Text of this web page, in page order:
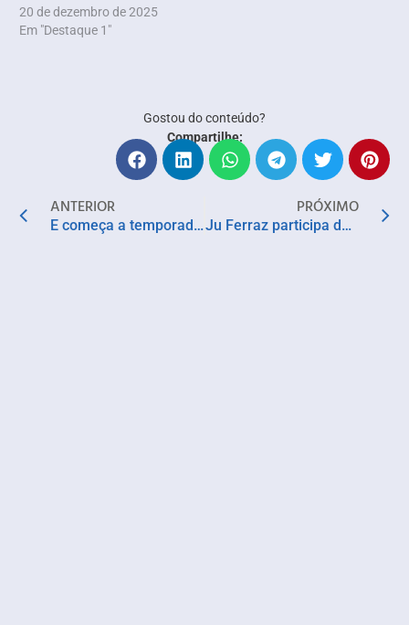
20 de dezembro de 2025
Em "Destaque 1"
Gostou do conteúdo?
Compartilhe:
ANTERIOR
E começa a temporada de forró em Salvador!
PRÓXIMO
Ju Ferraz participa de lançamento da temporada de moda do SSA Shopping